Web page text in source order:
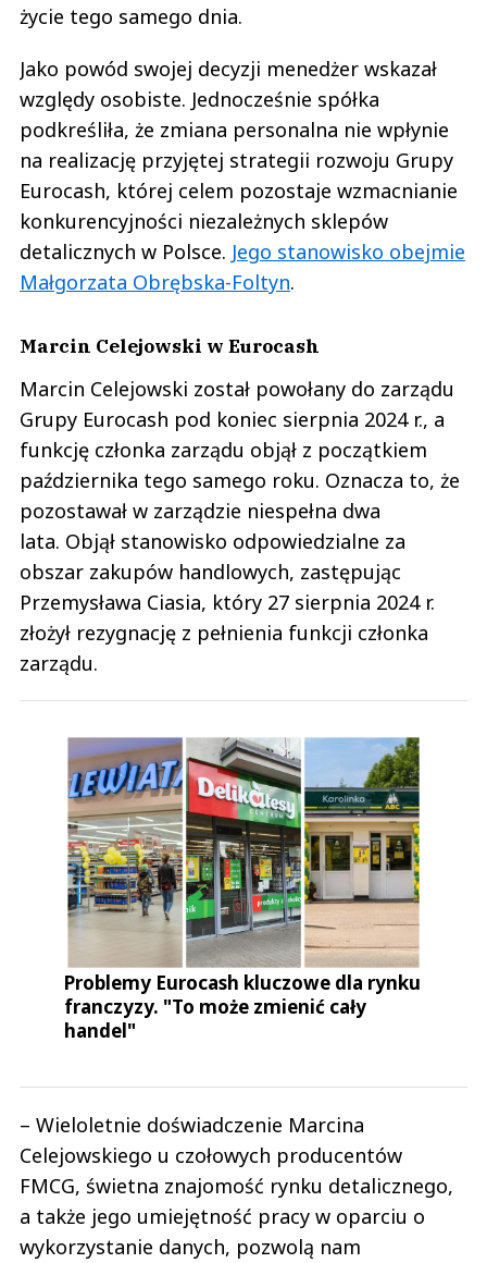
życie tego samego dnia.
Jako powód swojej decyzji menedżer wskazał
względy osobiste. Jednocześnie spółka
podkreśliła, że zmiana personalna nie wpłynie
na realizację przyjętej strategii rozwoju Grupy
Eurocash, której celem pozostaje wzmacnianie
konkurencyjności niezależnych sklepów
detalicznych w Polsce. Jego stanowisko obejmie
Małgorzata Obrębska-Foltyn.
Marcin Celejowski w Eurocash
Marcin Celejowski został powołany do zarządu
Grupy Eurocash pod koniec sierpnia 2024 r., a
funkcję członka zarządu objął z początkiem
października tego samego roku. Oznacza to, że
pozostawał w zarządzie niespełna dwa
lata. Objął stanowisko odpowiedzialne za
obszar zakupów handlowych, zastępując
Przemysława Ciasia, który 27 sierpnia 2024 r.
złożył rezygnację z pełnienia funkcji członka
zarządu.
Problemy Eurocash kluczowe dla rynku
franczyzy. "To może zmienić cały
handel"
– Wieloletnie doświadczenie Marcina
Celejowskiego u czołowych producentów
FMCG, świetna znajomość rynku detalicznego,
a także jego umiejętność pracy w oparciu o
wykorzystanie danych, pozwolą nam